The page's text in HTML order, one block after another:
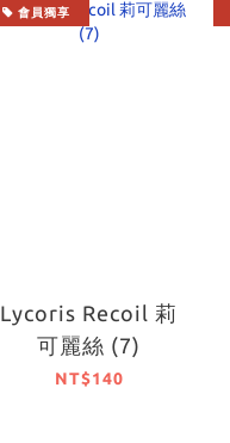
會員獨享
Lycoris Recoil 莉
可麗絲 (7)
NT$140